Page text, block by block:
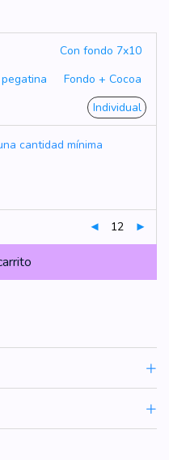
Con fondo 7x10
Fondo + Cocoa
Individual
cantidad mínima